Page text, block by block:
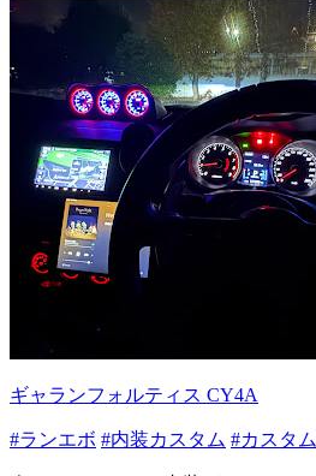
ギャランフォルティス CY4A
#ランエボ #内装カスタム #カスタム